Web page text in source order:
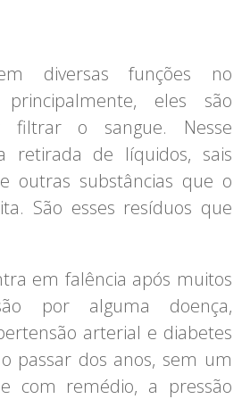
diversas funções no
eles são
filtrar o sangue. Nesse
retirada de líquidos, sais
outras substâncias que o
São esses resíduos que
em falência após muitos
por alguma doença,
arterial e diabetes
passar dos anos, sem um
com remédio, a pressão